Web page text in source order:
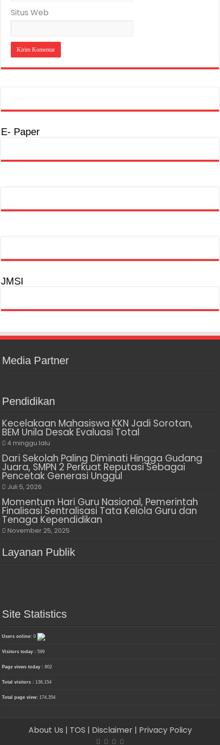
Situs Web
E- Paper
JMSI
Media Partner
Pendidikan
Kecelakaan Mahasiswa KKN Jadi Sorotan,
BEM Unila Desak Evaluasi Total
4 minggu lalu
Dari Sekolah Paling Diminati Hingga Gudang
Juara, SMPN 2 Perkuat Reputasi Sebagai
Pencetak Generasi Unggul
Juli 5, 2026
Momentum Hari Guru Nasional, Pemerintah
Finalisasi Sentralisasi Tata Kelola Guru dan
Tenaga Kependidikan
November 25, 2025
Layanan Publik
Site Statistics
Users online:0
Visitors today :599
Page views today :802
Total visitors :136,154
Total page view:174,354
About Us | TOS | Disclaimer | Privacy Policy